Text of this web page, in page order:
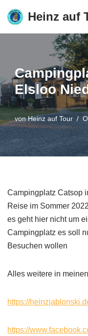
Zum
Heinz auf
Elsloo
vonHeinz auf Tour
Campingplatz Catsop
Reise im Sommer
es geht hier nicht um
Campingplatz es soll
Besuchen wollen
Alles weitere in
https://
https://